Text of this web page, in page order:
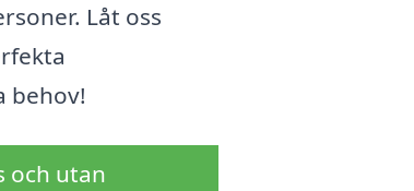
Låt oss
behov!
och utan